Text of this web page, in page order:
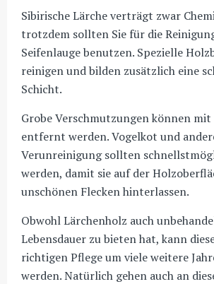
Sibirische Lärche verträgt zwar
trotzdem sollten Sie für die
Seifenlauge benutzen. Spezielle
reinigen und bilden zusätzlich eine
Schicht.
Grobe Verschmutzungen können
entfernt werden. Vogelkot und
Verunreinigung sollten
werden, damit sie auf der
unschönen Flecken hinterlassen.
Obwohl Lärchenholz auch
Lebensdauer zu bieten hat, kann
richtigen Pflege um viele weitere
werden. Natürlich gehen auch an